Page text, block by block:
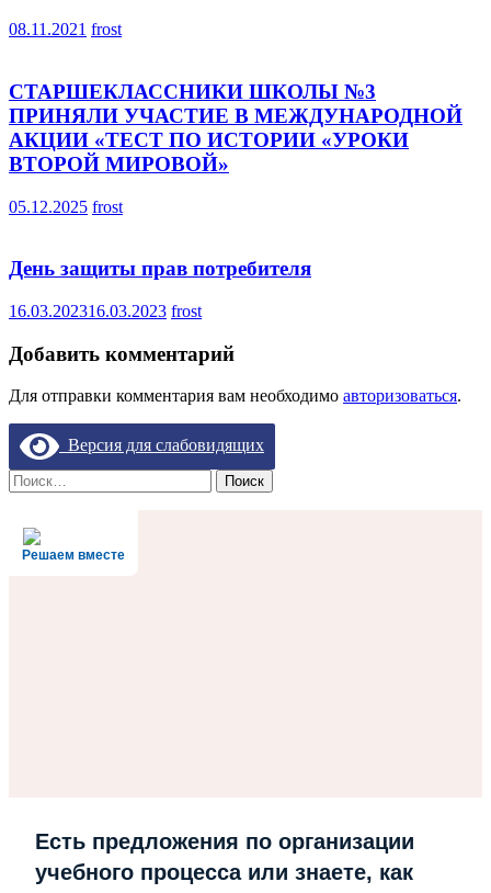
08.11.2021 frost
СТАРШЕКЛАССНИКИ ШКОЛЫ №3
ПРИНЯЛИ УЧАСТИЕ В МЕЖДУНАРОДНОЙ
АКЦИИ «ТЕСТ ПО ИСТОРИИ «УРОКИ
ВТОРОЙ МИРОВОЙ»
05.12.2025 frost
День защиты прав потребителя
16.03.202316.03.2023 frost
Добавить комментарий
Для отправки комментария вам необходимо авторизоваться.
Версия для слабовидящих
Найти:
Решаем вместе
Есть предложения по организации
учебного процесса или знаете, как